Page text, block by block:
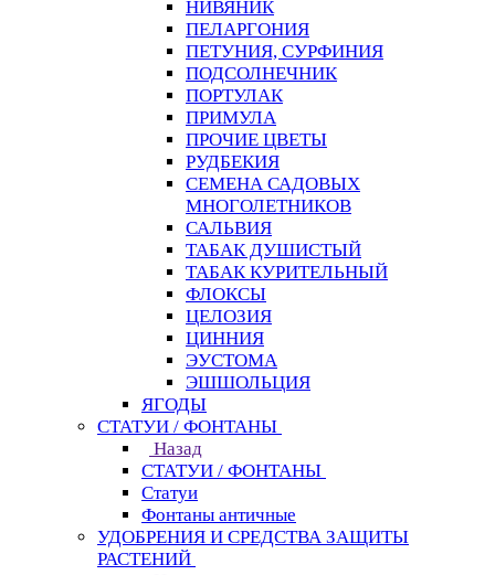
НИВЯНИК
ПЕЛАРГОНИЯ
ПЕТУНИЯ, СУРФИНИЯ
ПОДСОЛНЕЧНИК
ПОРТУЛАК
ПРИМУЛА
ПРОЧИЕ ЦВЕТЫ
РУДБЕКИЯ
СЕМЕНА САДОВЫХ
МНОГОЛЕТНИКОВ
САЛЬВИЯ
ТАБАК ДУШИСТЫЙ
ТАБАК КУРИТЕЛЬНЫЙ
ФЛОКСЫ
ЦЕЛОЗИЯ
ЦИННИЯ
ЭУСТОМА
ЭШШОЛЬЦИЯ
ЯГОДЫ
СТАТУИ / ФОНТАНЫ
Назад
СТАТУИ / ФОНТАНЫ
Статуи
Фонтаны античные
УДОБРЕНИЯ И СРЕДСТВА ЗАЩИТЫ
РАСТЕНИЙ